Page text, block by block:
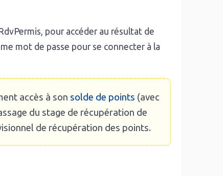
pour accéder au résultat de
mot de passe pour se connecter à la
accès à son solde de points (avec
du stage de récupération de
de récupération des points.